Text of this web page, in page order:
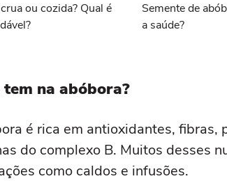
ou cozida? Qual é
Semente de
a saúde?
tem na abóbora?
é rica em antioxidantes, fibras,
do complexo B. Muitos desses
como caldos e infusões.